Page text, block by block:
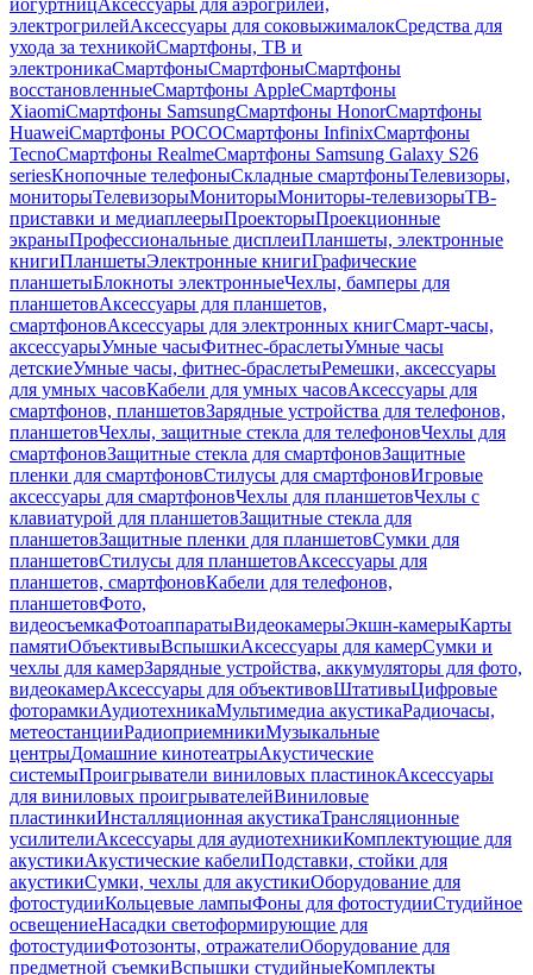
йогуртницАксессуары для аэрогрилей,
электрогрилейАксессуары для соковыжималокСредства для
ухода за техникойСмартфоны, ТВ и
электроникаСмартфоныСмартфоныСмартфоны
восстановленныеСмартфоны AppleСмартфоны
XiaomiСмартфоны SamsungСмартфоны HonorСмартфоны
HuaweiСмартфоны POCOСмартфоны InfinixСмартфоны
TecnoСмартфоны RealmeСмартфоны Samsung Galaxy S26
seriesКнопочные телефоныСкладные смартфоныТелевизоры,
мониторыТелевизорыМониторыМониторы-телевизорыТВ-
приставки и медиаплеерыПроекторыПроекционные
экраныПрофессиональные дисплеиПланшеты, электронные
книгиПланшетыЭлектронные книгиГрафические
планшетыБлокноты электронныеЧехлы, бамперы для
планшетовАксессуары для планшетов,
смартфоновАксессуары для электронных книгСмарт-часы,
аксессуарыУмные часыФитнес-браслетыУмные часы
детскиеУмные часы, фитнес-браслетыРемешки, аксессуары
для умных часовКабели для умных часовАксессуары для
смартфонов, планшетовЗарядные устройства для телефонов,
планшетовЧехлы, защитные стекла для телефоновЧехлы для
смартфоновЗащитные стекла для смартфоновЗащитные
пленки для смартфоновСтилусы для смартфоновИгровые
аксессуары для смартфоновЧехлы для планшетовЧехлы с
клавиатурой для планшетовЗащитные стекла для
планшетовЗащитные пленки для планшетовСумки для
планшетовСтилусы для планшетовАксессуары для
планшетов, смартфоновКабели для телефонов,
планшетовФото,
видеосъемкаФотоаппаратыВидеокамерыЭкшн-камерыКарты
памятиОбъективыВспышкиАксессуары для камерСумки и
чехлы для камерЗарядные устройства, аккумуляторы для фото,
видеокамерАксессуары для объективовШтативыЦифровые
фоторамкиАудиотехникаМультимедиа акустикаРадиочасы,
метеостанцииРадиоприемникиМузыкальные
центрыДомашние кинотеатрыАкустические
системыПроигрыватели виниловых пластинокАксессуары
для виниловых проигрывателейВиниловые
пластинкиИнсталляционная акустикаТрансляционные
усилителиАксессуары для аудиотехникиКомплектующие для
акустикиАкустические кабелиПодставки, стойки для
акустикиСумки, чехлы для акустикиОборудование для
фотостудииКольцевые лампыФоны для фотостудииСтудийное
освещениеНасадки светоформирующие для
фотостудииФотозонты, отражателиОборудование для
предметной съемкиВспышки студийныеКомплекты